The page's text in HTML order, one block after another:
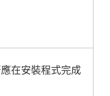
在安裝程式完成